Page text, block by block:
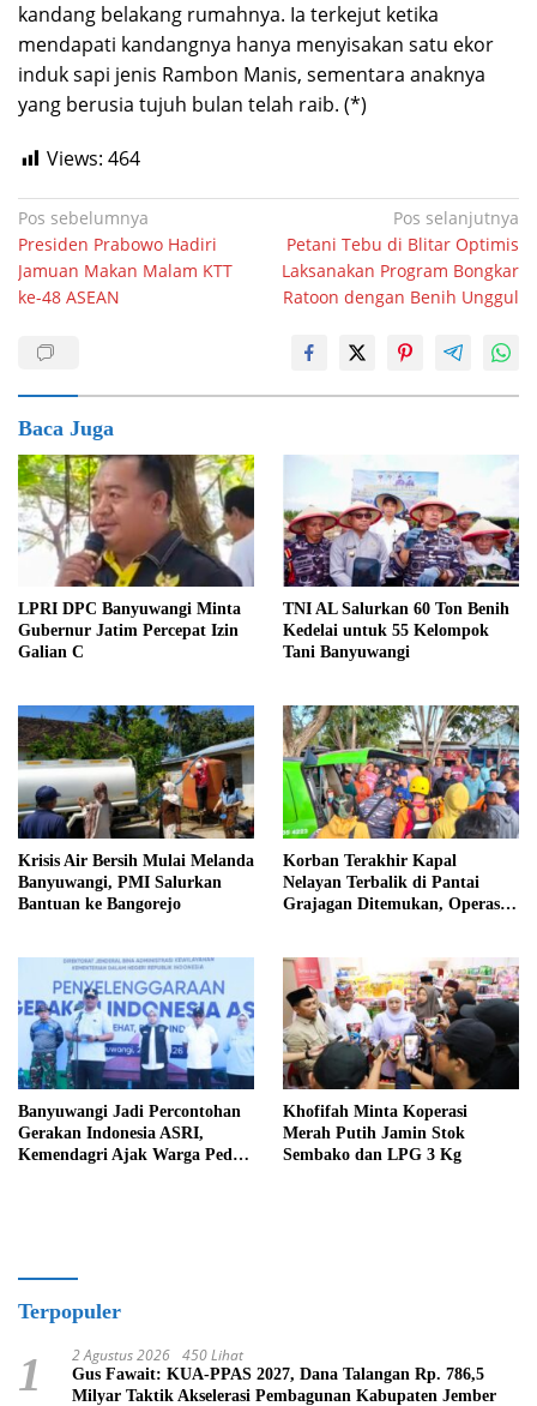
kandang belakang rumahnya. Ia terkejut ketika
mendapati kandangnya hanya menyisakan satu ekor
induk sapi jenis Rambon Manis, sementara anaknya
yang berusia tujuh bulan telah raib. (*)
Views: 464
Navigasi
pos
Pos sebelumnya
Presiden Prabowo Hadiri
Jamuan Makan Malam KTT
ke-48 ASEAN
Pos selanjutnya
Petani Tebu di Blitar Optimis
Laksanakan Program Bongkar
Ratoon dengan Benih Unggul
Baca Juga
LPRI DPC Banyuwangi Minta
Gubernur Jatim Percepat Izin
Galian C
TNI AL Salurkan 60 Ton Benih
Kedelai untuk 55 Kelompok
Tani Banyuwangi
Krisis Air Bersih Mulai Melanda
Banyuwangi, PMI Salurkan
Bantuan ke Bangorejo
Korban Terakhir Kapal
Nelayan Terbalik di Pantai
Grajagan Ditemukan, Operasi
Banyuwangi Jadi Percontohan
Gerakan Indonesia ASRI,
Kemendagri Ajak Warga Peduli
Khofifah Minta Koperasi
Merah Putih Jamin Stok
Sembako dan LPG 3 Kg
Terpopuler
1 2 Agustus 2026 450 Lihat
Gus Fawait: KUA-PPAS 2027, Dana Talangan Rp. 786,5
Milyar Taktik Akselerasi Pembagunan Kabupaten Jember